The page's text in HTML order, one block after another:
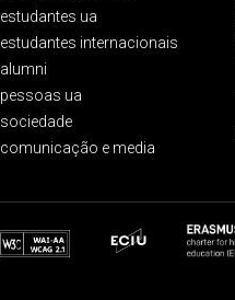
estudantes ua
estudantes internacionais
alumni
pessoas ua
sociedade
comunicação e media